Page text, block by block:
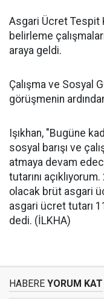
Asgari Ücret Tespit
belirleme
araya geldi.
Çalışma ve Sosyal
görüşmenin
Işıkhan, "Bugüne
sosyal barışı ve
atmaya devam
tutarını
olacak brüt asgari
asgari ücret tutarı
dedi. (İLKHA)
HABERE YORUM KAT